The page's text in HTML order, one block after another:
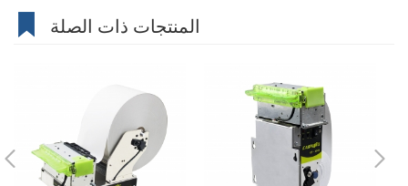
المنتجات ذات الصلة